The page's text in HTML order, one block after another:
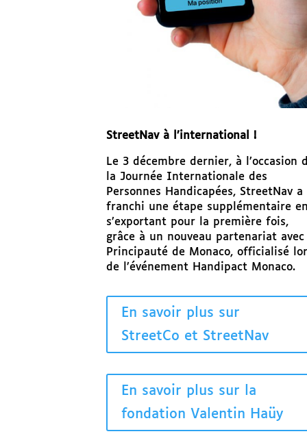
StreetNav à l’international !
Le 3 décembre dernier, à l’occasion
la Journée Internationale des
Personnes Handicapées, StreetNav a
franchi une étape supplémentaire
s’exportant pour la première fois,
grâce à un nouveau partenariat avec
Principauté de Monaco, officialisé
de l’événement Handipact Monaco.
En savoir plus sur
StreetCo et StreetNav
En savoir plus sur la
fondation Valentin Haüy